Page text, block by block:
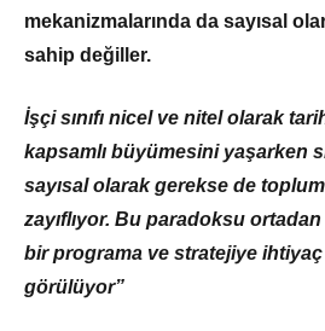
mekanizmalarında da sayısal
sahip değiller.
İşçi sınıfı nicel ve nitel olarak
kapsamlı büyümesini yaşarken
sayısal olarak gerekse de
zayıflıyor. Bu paradoksu
bir programa ve stratejiye
görülüyor”